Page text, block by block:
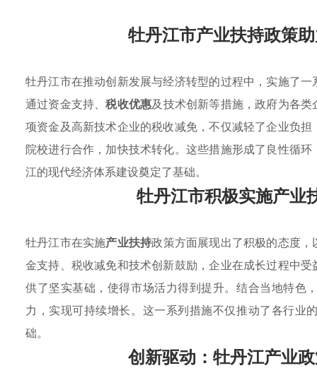
牡丹江市产业扶持政策
牡丹江市在推动创新发展与经济转型的过程中，实施了一
通过资金支持、税收优惠及技术创新等措施，政府为各
项资金及高新技术企业的税收减免，不仅减轻了企业负
院校进行合作，加快技术转化。这些措施形成了良性循
江的现代经济体系建设奠定了基础。
牡丹江市积极实施产业
牡丹江市在实施产业扶持政策方面展现出了积极的态度
金支持、税收减免和技术创新鼓励，企业在成长过程中受
供了坚实基础，使得市场活力得到提升。结合当地特色
力，实现可持续增长。这一系列措施不仅推动了各行业
础。
创新驱动：牡丹江产业